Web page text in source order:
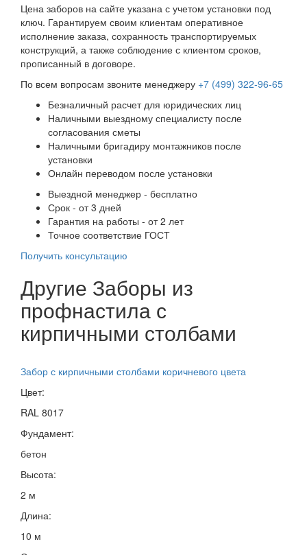
Цена заборов на сайте указана с учетом установки под
ключ. Гарантируем своим клиентам оперативное
исполнение заказа, сохранность транспортируемых
конструкций, а также соблюдение с клиентом сроков,
прописанный в договоре.
По всем вопросам звоните менеджеру +7 (499) 322-96-65
Безналичный расчет для юридических лиц
Наличными выездному специалисту после
согласования сметы
Наличными бригадиру монтажников после
установки
Онлайн переводом после установки
Выездной менеджер - бесплатно
Срок - от 3 дней
Гарантия на работы - от 2 лет
Точное соответствие ГОСТ
Получить консультацию
Другие Заборы из
профнастила с
кирпичными столбами
Забор с кирпичными столбами коричневого цвета
Цвет:
RAL 8017
Фундамент:
бетон
Высота:
2 м
Длина:
10 м